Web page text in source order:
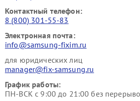
Контактный телефон:
8 (800) 301-55-83
Электронная почта:
info@samsung-fixim.ru
для юридических лиц
manager@fix-samsung.ru
График работы:
ПН-ВСК с 9:00 до 21:00 без